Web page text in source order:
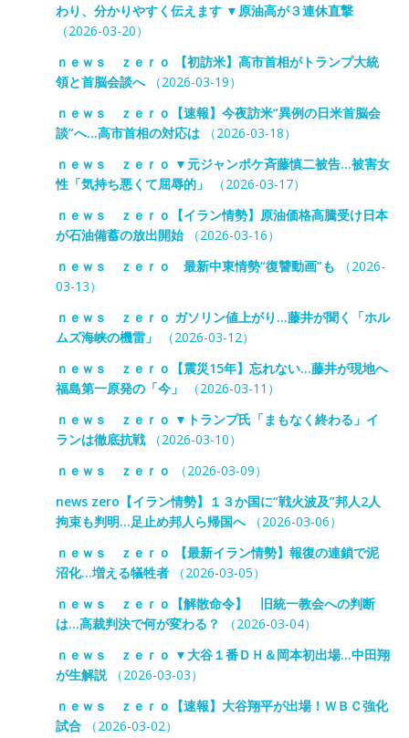
わり、分かりやすく伝えます ▼原油高が３連休直撃
（2026-03-20）
ｎｅｗｓ ｚｅｒｏ 【初訪米】高市首相がトランプ大統
領と首脳会談へ（2026-03-19）
ｎｅｗｓ ｚｅｒｏ【速報】今夜訪米“異例の日米首脳会
談”へ…高市首相の対応は（2026-03-18）
ｎｅｗｓ ｚｅｒｏ ▼元ジャンポケ斉藤慎二被告…被害女
性「気持ち悪くて屈辱的」
（2026-03-17）
ｎｅｗｓ ｚｅｒｏ【イラン情勢】原油価格高騰受け日本
が石油備蓄の放出開始（2026-03-16）
ｎｅｗｓ ｚｅｒｏ 最新中東情勢“復讐動画”も （2026-
03-13）
ｎｅｗｓ ｚｅｒｏ ガソリン値上がり…藤井が聞く「ホル
ムズ海峡の機雷」
（2026-03-12）
ｎｅｗｓ ｚｅｒｏ【震災15年】忘れない…藤井が現地へ
福島第一原発の「今」
（2026-03-11）
ｎｅｗｓ ｚｅｒｏ ▼トランプ氏「まもなく終わる」イ
ランは徹底抗戦（2026-03-10）
ｎｅｗｓ ｚｅｒｏ
（2026-03-09）
news zero【イラン情勢】１３か国に“戦火波及”邦人2人
拘束も判明…足止め邦人ら帰国へ（2026-03-06）
ｎｅｗｓ ｚｅｒｏ 【最新イラン情勢】報復の連鎖で泥
沼化…増える犠牲者（2026-03-05）
ｎｅｗｓ ｚｅｒｏ【解散命令】 旧統一教会への判断
は…高裁判決で何が変わる？
（2026-03-04）
ｎｅｗｓ ｚｅｒｏ ▼大谷１番ＤＨ＆岡本初出場…中田翔
が生解説（2026-03-03）
ｎｅｗｓ ｚｅｒｏ【速報】大谷翔平が出場！ＷＢＣ強化
試合（2026-03-02）